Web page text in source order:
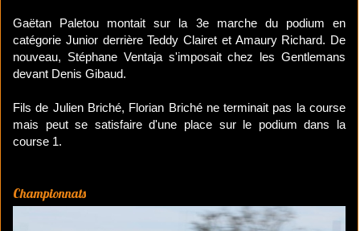
Gaëtan Paletou montait sur la 3e marche du podium en
catégorie Junior derrière Teddy Clairet et Amaury Richard. De
nouveau, Stéphane Ventaja s'imposait chez les Gentlemans
devant Denis Gibaud.
Fils de Julien Briché, Florian Briché ne terminait pas la course
mais peut se satisfaire d'une place sur le podium dans la
course 1.
Championnats